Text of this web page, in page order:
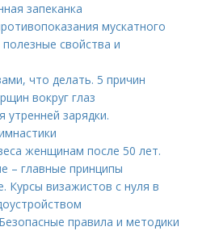
запеканка
мускатного
свойства и
что делать. 5 причин
вокруг глаз
утренней зарядки.
женщинам после 50 лет.
– главные принципы
Курсы визажистов с нуля в
правила и методики